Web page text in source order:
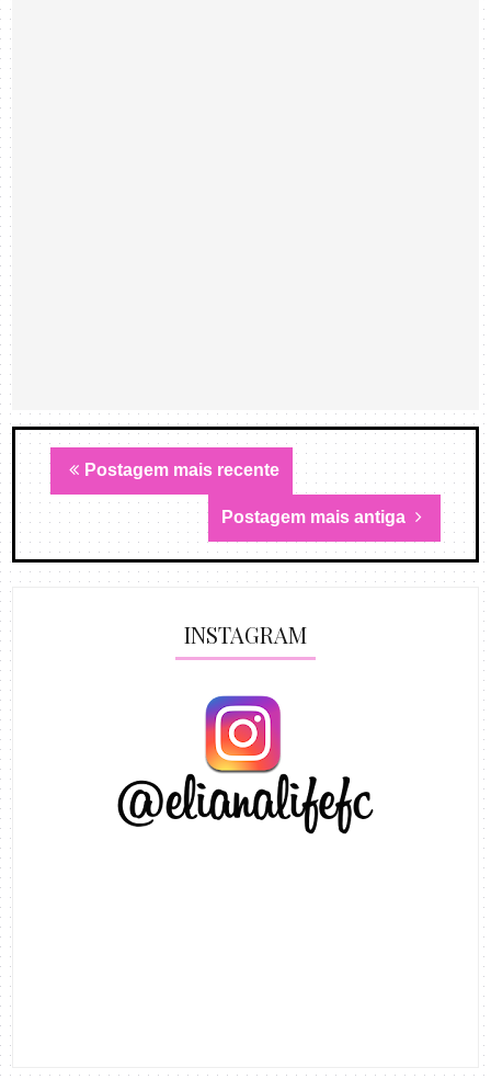
Postagem mais recente
Postagem mais antiga
INSTAGRAM